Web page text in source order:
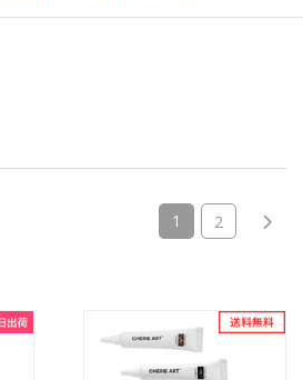
1 (current)
2